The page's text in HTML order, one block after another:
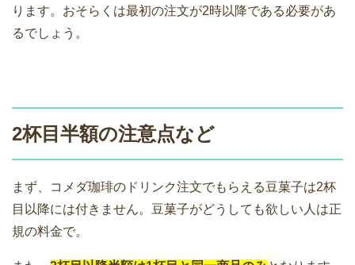
ります。おそらくは最初の注文が2時以降である必要があ
るでしょう。
2杯目半額の注意点など
まず、コメダ珈琲のドリンク注文でもらえる豆菓子は2杯
目以降には付きません。豆菓子がどうしても欲しい人は正
規の料金で。